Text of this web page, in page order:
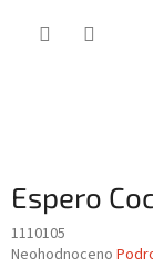
Espero
1110105
Průměrné
Neohodnoceno